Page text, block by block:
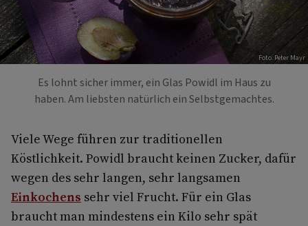
Foto: Peter Mayr
Es lohnt sicher immer, ein Glas Powidl im Haus zu
haben. Am liebsten natürlich ein Selbstgemachtes.
Viele Wege führen zur traditionellen
Köstlichkeit. Powidl braucht keinen Zucker, dafür
wegen des sehr langen, sehr langsamen
Einkochens sehr viel Frucht. Für ein Glas
braucht man mindestens ein Kilo sehr spät